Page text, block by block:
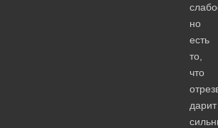
но
есть
то,
что
дарит